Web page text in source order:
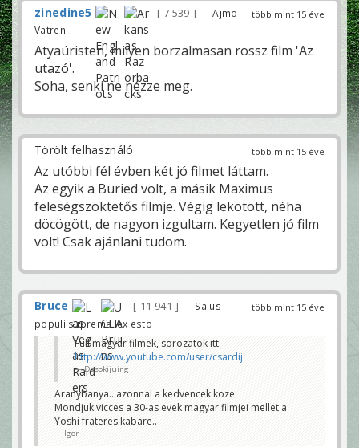
több mint 15 éve
zinedine5 7 539
— Ajmo
Vatreni
Atyaúristen, milyen borzalmasan rossz film 'Az
utazó'.
Soha, senki ne nézze meg.
több mint 15 éve
Törölt felhasználó
Az utóbbi fél évben két jó filmet láttam.
Az egyik a Buried volt, a másik Maximus
feleségszöktetős filmje. Végig lekötött, néha
döcögött, de nagyon izgultam. Kegyetlen jó film
volt! Csak ajánlani tudom.
több mint 15 éve
Bruce 11 941
— Salus
populi suprema lex esto
Full magyar filmek, sorozatok itt:
http://www.youtube.com/user/csardij
Dzsokijuing
Aranybanya.. azonnal a kedvencek koze.
Mondjuk vicces a 30-as evek magyar filmjei mellet a
Yoshi frateres kabare..
Igor